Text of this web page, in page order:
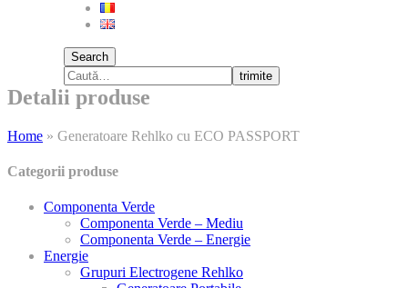
Search
trimite
Detalii produse
Home » Generatoare Rehlko cu ECO PASSPORT
Categorii produse
Componenta Verde
Componenta Verde – Mediu
Componenta Verde – Energie
Energie
Grupuri Electrogene Rehlko